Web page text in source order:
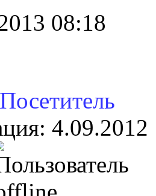
08:18
Посетитель
4.09.2012